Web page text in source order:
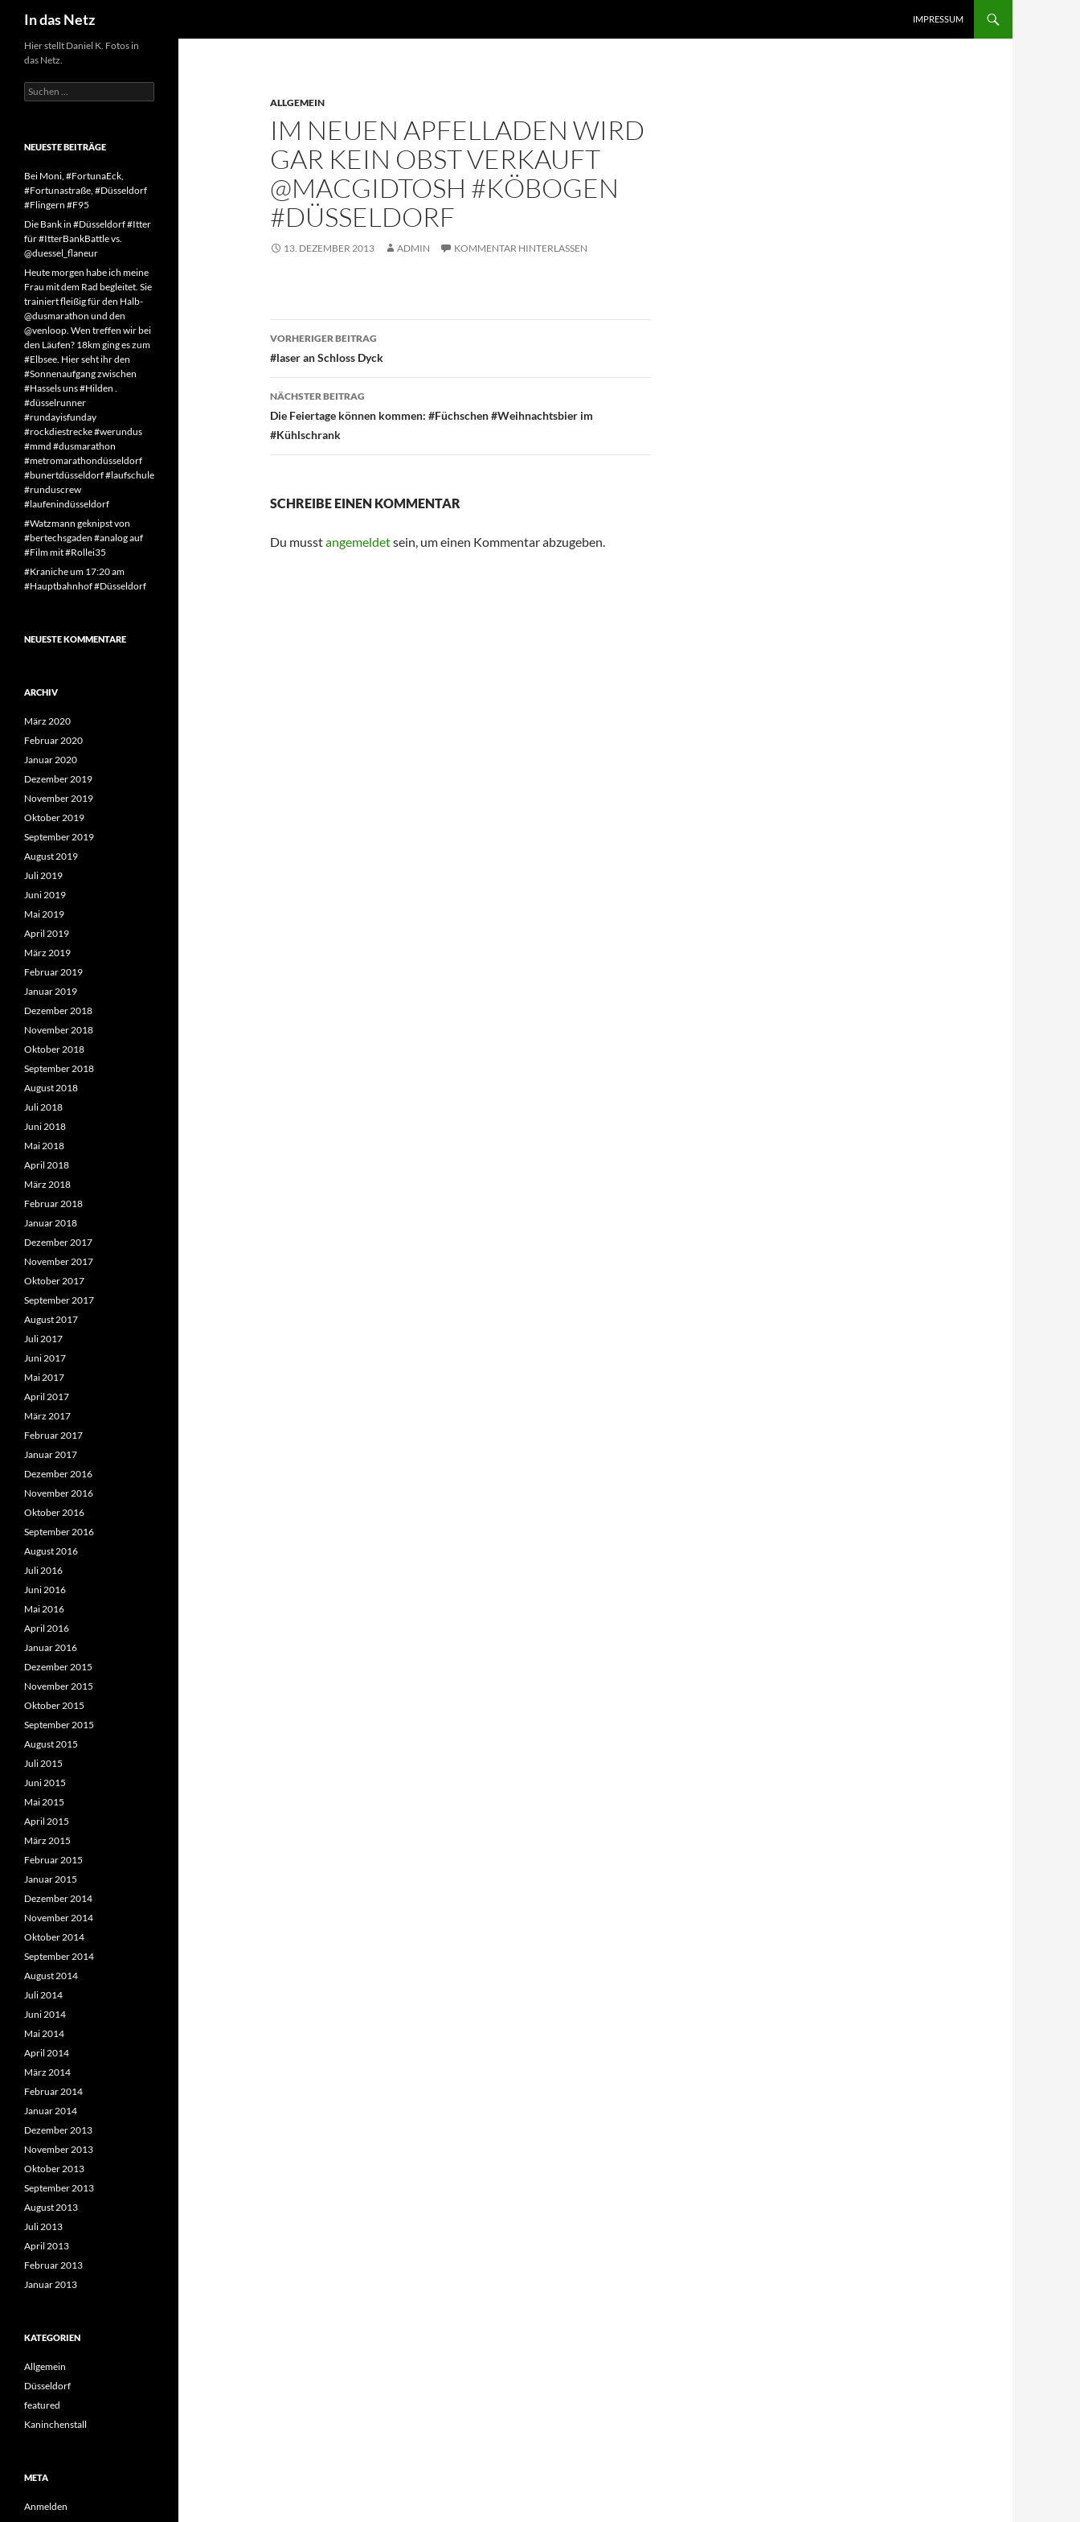
Inhalt
springen
In das Netz IMPRESSUM
ALLGEMEIN
IM NEUEN APFELLADEN WIRD
GAR KEIN OBST VERKAUFT
@MACGIDTOSH #KÖBOGEN
#DÜSSELDORF
13. DEZEMBER 2013 ADMIN KOMMENTAR HINTERLASSEN
Beitragsnavigation
VORHERIGER BEITRAG
#laser an Schloss Dyck
NÄCHSTER BEITRAG
Die Feiertage können kommen: #Füchschen #Weihnachtsbier im
#Kühlschrank
SCHREIBE EINEN KOMMENTAR
Du musstangemeldetsein, um einen Kommentar abzugeben.
Hier stellt Daniel K. Fotos in
das Netz.
Suchen
nach:
NEUESTE BEITRÄGE
Bei Moni, #FortunaEck,
#Fortunastraße, #Düsseldorf
#Flingern #F95
Die Bank in #Düsseldorf #Itter
für #ItterBankBattle vs.
@duessel_flaneur
Heute morgen habe ich meine
Frau mit dem Rad begleitet. Sie
trainiert fleißig für den Halb-
@dusmarathon und den
@venloop. Wen treffen wir bei
den Läufen? 18km ging es zum
#Elbsee. Hier seht ihr den
#Sonnenaufgang zwischen
#Hassels uns #Hilden .
#düsselrunner
#rundayisfunday
#rockdiestrecke #werundus
#mmd #dusmarathon
#metromarathondüsseldorf
#bunertdüsseldorf #laufschule
#runduscrew
#laufenindüsseldorf
#Watzmann geknipst von
#bertechsgaden #analog auf
#Film mit #Rollei35
#Kraniche um 17:20 am
#Hauptbahnhof #Düsseldorf
NEUESTE KOMMENTARE
ARCHIV
März 2020
Februar 2020
Januar 2020
Dezember 2019
November 2019
Oktober 2019
September 2019
August 2019
Juli 2019
Juni 2019
Mai 2019
April 2019
März 2019
Februar 2019
Januar 2019
Dezember 2018
November 2018
Oktober 2018
September 2018
August 2018
Juli 2018
Juni 2018
Mai 2018
April 2018
März 2018
Februar 2018
Januar 2018
Dezember 2017
November 2017
Oktober 2017
September 2017
August 2017
Juli 2017
Juni 2017
Mai 2017
April 2017
März 2017
Februar 2017
Januar 2017
Dezember 2016
November 2016
Oktober 2016
September 2016
August 2016
Juli 2016
Juni 2016
Mai 2016
April 2016
Januar 2016
Dezember 2015
November 2015
Oktober 2015
September 2015
August 2015
Juli 2015
Juni 2015
Mai 2015
April 2015
März 2015
Februar 2015
Januar 2015
Dezember 2014
November 2014
Oktober 2014
September 2014
August 2014
Juli 2014
Juni 2014
Mai 2014
April 2014
März 2014
Februar 2014
Januar 2014
Dezember 2013
November 2013
Oktober 2013
September 2013
August 2013
Juli 2013
April 2013
Februar 2013
Januar 2013
KATEGORIEN
Allgemein
Düsseldorf
featured
Kaninchenstall
META
Anmelden